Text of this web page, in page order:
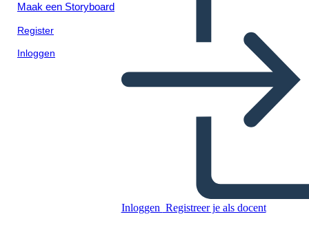
Maak een Storyboard
Register
Inloggen
Inloggen Registreer je als docent
Kopieer dit Storyboard